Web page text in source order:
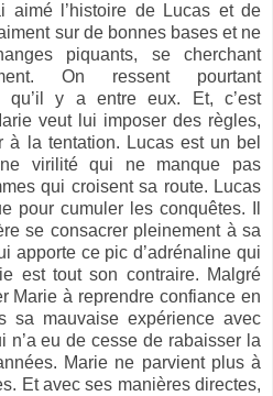
aimé l’histoire de Lucas et de
sur de bonnes bases et ne
piquants, se cherchant
On ressent pourtant
qu’il y a entre eux. Et, c’est
veut lui imposer des règles,
à la tentation. Lucas est un bel
virilité qui ne manque pas
qui croisent sa route. Lucas
pour cumuler les conquêtes. Il
se consacrer pleinement à sa
apporte ce pic d’adrénaline qui
est tout son contraire. Malgré
Marie à reprendre confiance en
sa mauvaise expérience avec
n’a eu de cesse de rabaisser la
Marie ne parvient plus à
Et avec ses manières directes,